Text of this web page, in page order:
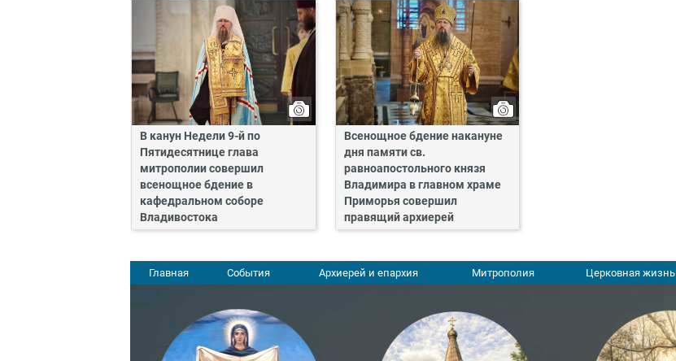
В канун Недели 9-й по
Пятидесятнице глава
митрополии совершил
всенощное бдение в
кафедральном соборе
Владивостока
Всенощное бдение накануне
дня памяти св.
равноапостольного князя
Владимира в главном храме
Приморья совершил
правящий архиерей
Главная События Архиерей и епархия Митрополия Церковная жизнь